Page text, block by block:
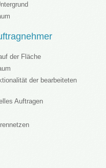
der Fläche
der bearbeiteten
Auftragen